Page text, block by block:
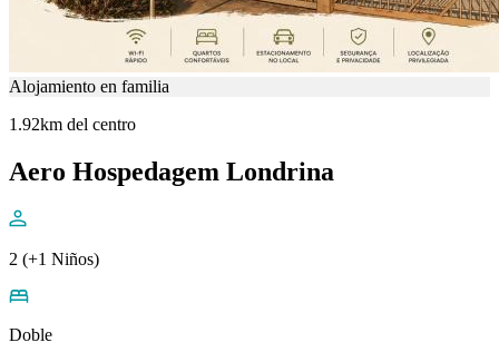
Alojamiento en familia
1.92km del centro
Aero Hospedagem Londrina
2 (+1 Niños)
Doble